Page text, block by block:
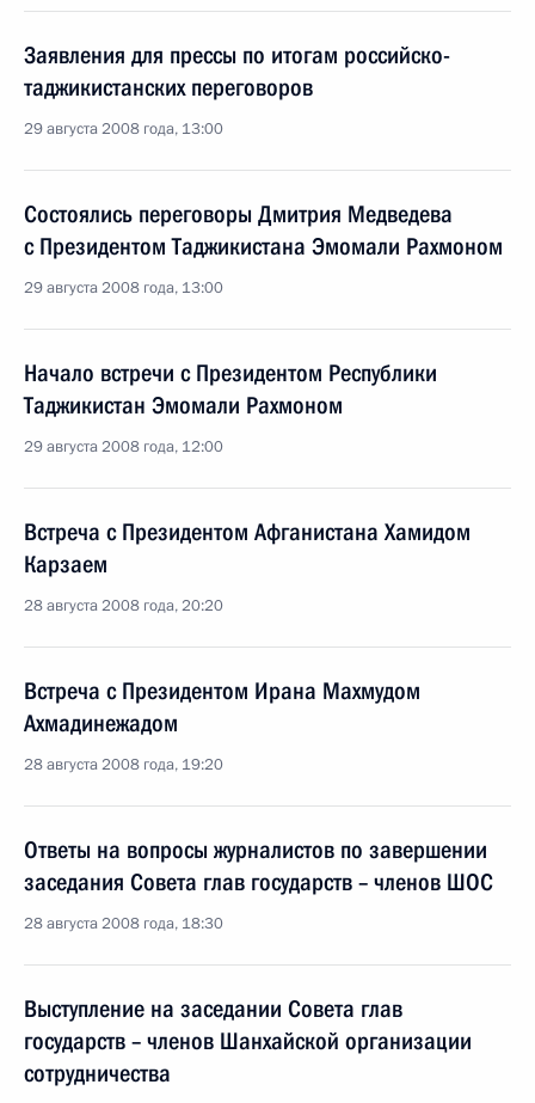
Заявления для прессы по итогам российско-
таджикистанских переговоров
29 августа 2008 года, 13:00
Состоялись переговоры Дмитрия Медведева
с Президентом Таджикистана Эмомали Рахмоном
29 августа 2008 года, 13:00
Начало встречи с Президентом Республики
Таджикистан Эмомали Рахмоном
29 августа 2008 года, 12:00
Встреча с Президентом Афганистана Хамидом
Карзаем
28 августа 2008 года, 20:20
Встреча с Президентом Ирана Махмудом
Ахмадинежадом
28 августа 2008 года, 19:20
Ответы на вопросы журналистов по завершении
заседания Совета глав государств – членов ШОС
28 августа 2008 года, 18:30
Выступление на заседании Совета глав
государств – членов Шанхайской организации
сотрудничества